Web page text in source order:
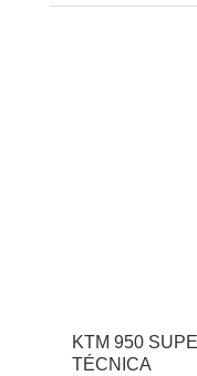
KTM 950
TÉCNICA